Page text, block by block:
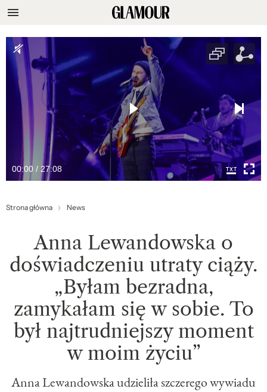
00:00 / 27:08
Strona główna News
Anna Lewandowska o
doświadczeniu utraty ciąży.
„Byłam bezradna,
zamykałam się w sobie. To
był najtrudniejszy moment
w moim życiu”
Anna Lewandowska udzieliła szczerego wywiadu